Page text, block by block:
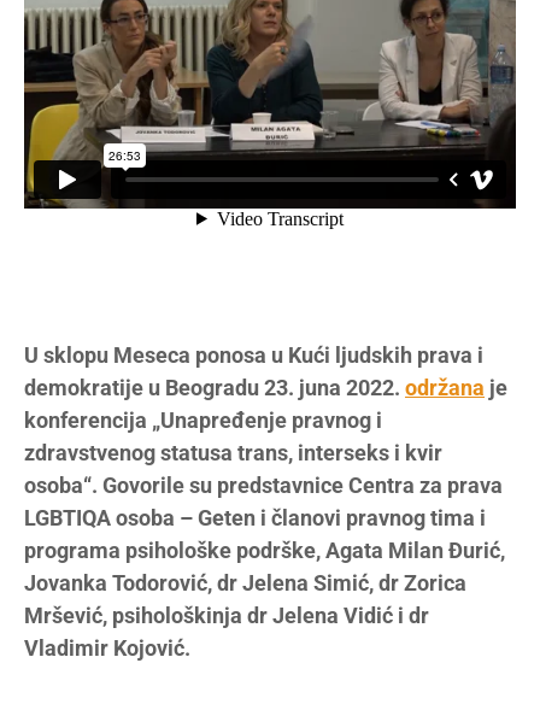
U sklopu Meseca ponosa u Kući ljudskih prava i
demokratije u Beogradu 23. juna 2022. održana je
konferencija „Unapređenje pravnog i
zdravstvenog statusa trans, interseks i kvir
osoba“. Govorile su predstavnice Centra za prava
LGBTIQA osoba – Geten i članovi pravnog tima i
programa psihološke podrške, Agata Milan Đurić,
Jovanka Todorović, dr Jelena Simić, dr Zorica
Mršević, psihološkinja dr Jelena Vidić i dr
Vladimir Kojović.